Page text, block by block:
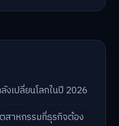
งเปลี่ยนโลกในปี 2026
สาหกรรมที่ธุรกิจต้อง